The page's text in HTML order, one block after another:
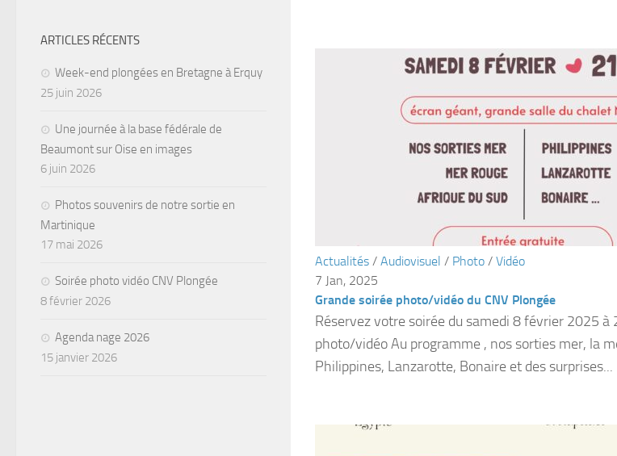
Actualités / Audiovisuel / Photo / Vidéo
7 Jan, 2025
Grande soirée photo/vidéo du CNV Plongée
Réservez votre soirée du samedi 8 février 2025
photo/vidéo Au programme , nos sorties mer, la
Philippines, Lanzarotte, Bonaire et des surprises...
ARTICLES RÉCENTS
Week-end plongées en Bretagne à Erquy
25 juin 2026
Une journée à la base fédérale de
Beaumont sur Oise en images
6 juin 2026
Photos souvenirs de notre sortie en
Martinique
17 mai 2026
Soirée photo vidéo CNV Plongée
8 février 2026
Agenda nage 2026
15 janvier 2026